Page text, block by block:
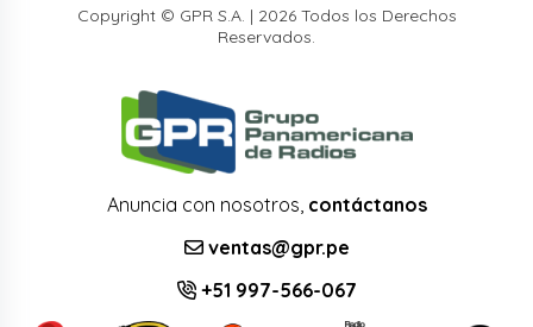
Copyright © GPR S.A. | 2026 Todos los Derechos
Reservados.
Anuncia con nosotros, contáctanos
ventas@gpr.pe
+51 997-566-067